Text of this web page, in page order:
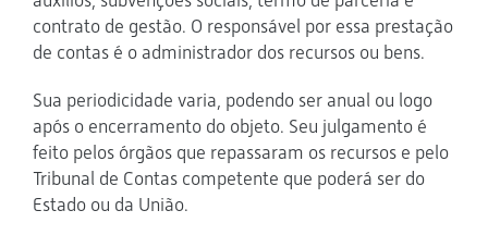
contrato de gestão. O responsável por essa prestação
de contas é o administrador dos recursos ou bens.
Sua periodicidade varia, podendo ser anual ou logo
após o encerramento do objeto. Seu julgamento é
feito pelos órgãos que repassaram os recursos e pelo
Tribunal de Contas competente que poderá ser do
Estado ou da União.